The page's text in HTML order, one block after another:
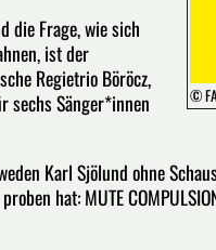
©
die Frage, wie sich
ist der
Regietrio Böröcz,
sechs Sänger*innen
Karl Sjölund ohne
hat: MUTE